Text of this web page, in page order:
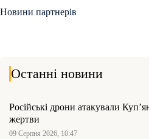
Новини партнерів
Останні новини
Російські дрони атакували
жертви
09 Серпня 2026, 10:47